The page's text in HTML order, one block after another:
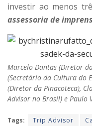
investir ao menos
assessoria de
Marcelo Dantas (Diretor
(Secretário da Cultura do
(Diretor da Pinacoteca),
Advisor no Brasil) e Paulo
Tags: Trip Advisor